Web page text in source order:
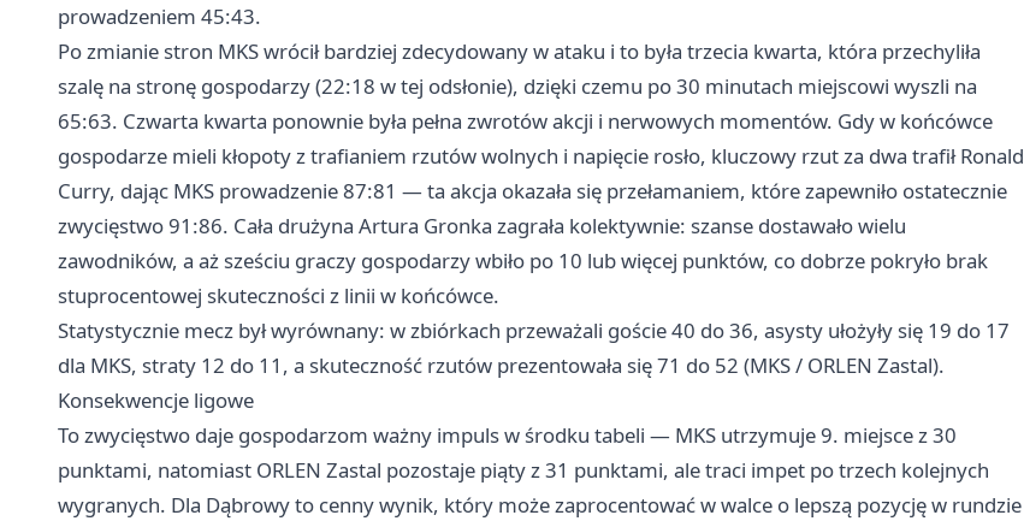
prowadzeniem 45:43.
Po zmianie stron MKS wrócił bardziej zdecydowany w ataku i to była trzecia kwarta, która przechyliła
szalę na stronę gospodarzy (22:18 w tej odsłonie), dzięki czemu po 30 minutach miejscowi wyszli na
65:63. Czwarta kwarta ponownie była pełna zwrotów akcji i nerwowych momentów. Gdy w końcówce
gospodarze mieli kłopoty z trafianiem rzutów wolnych i napięcie rosło, kluczowy rzut za dwa trafił Ronald
Curry, dając MKS prowadzenie 87:81 — ta akcja okazała się przełamaniem, które zapewniło ostatecznie
zwycięstwo 91:86. Cała drużyna Artura Gronka zagrała kolektywnie: szanse dostawało wielu
zawodników, a aż sześciu graczy gospodarzy wbiło po 10 lub więcej punktów, co dobrze pokryło brak
stuprocentowej skuteczności z linii w końcówce.
Statystycznie mecz był wyrównany: w zbiórkach przeważali goście 40 do 36, asysty ułożyły się 19 do 17
dla MKS, straty 12 do 11, a skuteczność rzutów prezentowała się 71 do 52 (MKS / ORLEN Zastal).
Konsekwencje ligowe
To zwycięstwo daje gospodarzom ważny impuls w środku tabeli — MKS utrzymuje 9. miejsce z 30
punktami, natomiast ORLEN Zastal pozostaje piąty z 31 punktami, ale traci impet po trzech kolejnych
wygranych. Dla Dąbrowy to cenny wynik, który może zaprocentować w walce o lepszą pozycję w rundzie